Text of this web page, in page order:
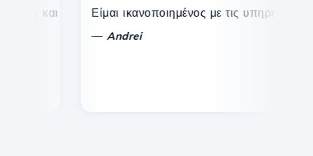
αποτελεσματική τεχνική υποστήριξη.
Είμαι ικανοποιημένος με τις υπηρεσίες
Andrei